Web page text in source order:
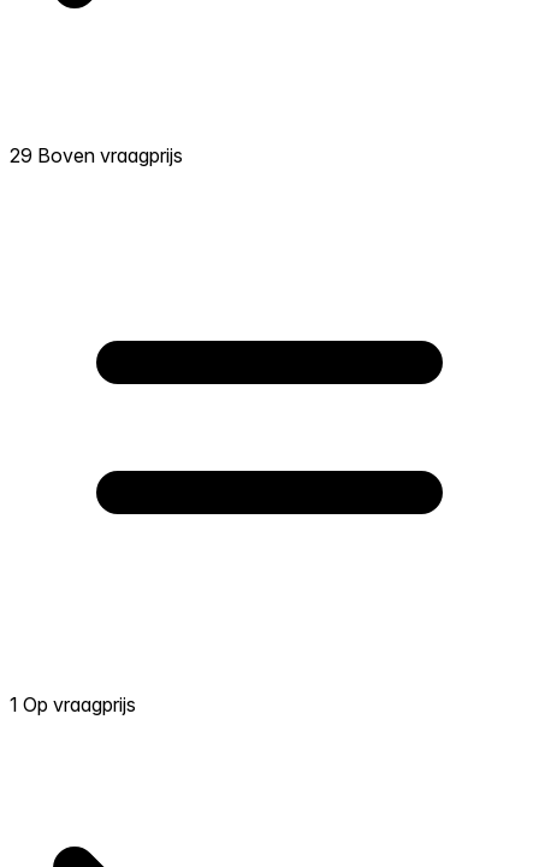
29 Boven vraagprijs
1 Op vraagprijs